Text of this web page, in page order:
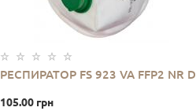
РЕСПИРАТОР FS 923 VA FFP2 NR D
105.00 грн